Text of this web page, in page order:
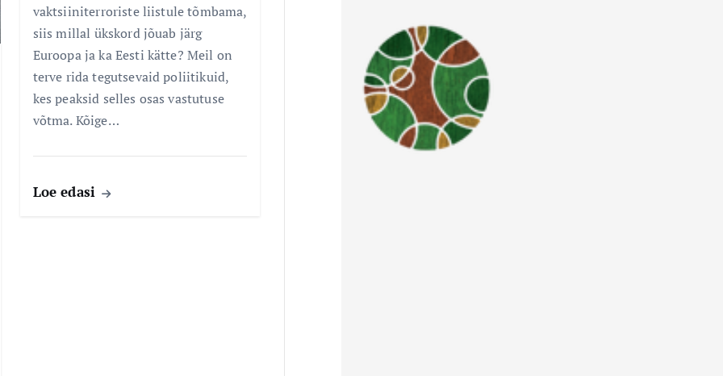
vaktsiiniterroriste liistule tõmbama,
siis millal ükskord jõuab järg
Euroopa ja ka Eesti kätte? Meil on
terve rida tegutsevaid poliitikuid,
kes peaksid selles osas vastutuse
võtma. Kõige…
Loe edasi